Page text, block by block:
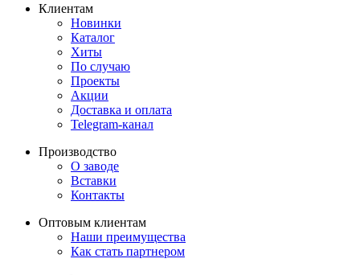
Клиентам
Новинки
Каталог
Хиты
По случаю
Проекты
Акции
Доставка и оплата
Telegram-канал
Производство
О заводе
Вставки
Контакты
Оптовым клиентам
Наши преимущества
Как стать партнером